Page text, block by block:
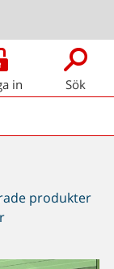
in Sök
produkter